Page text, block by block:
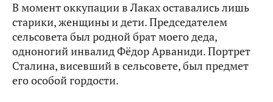
В момент оккупации в Лаках оставались лишь
старики, женщины и дети. Председателем
сельсовета был родной брат моего деда,
одноногий инвалид Фёдор Арваниди. Портрет
Сталина, висевший в сельсовете, был предмет
его особой гордости.